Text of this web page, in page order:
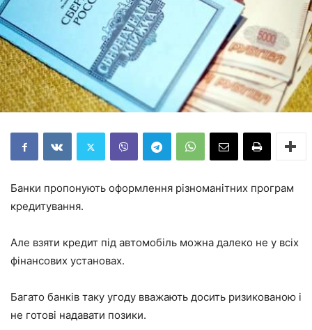
Банки пропонують оформлення різноманітних програм
кредитування.
Але взяти кредит під автомобіль можна далеко не у всіх
фінансових установах.
Багато банків таку угоду вважають досить ризикованою і
не готові надавати позики.